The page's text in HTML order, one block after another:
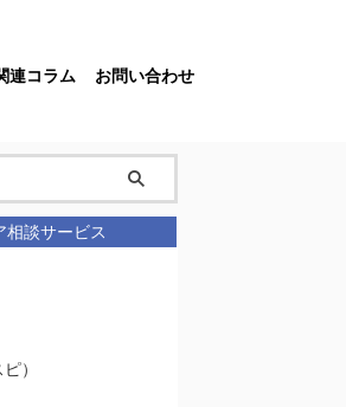
連コラム お問い合わせ
相談サービス
）